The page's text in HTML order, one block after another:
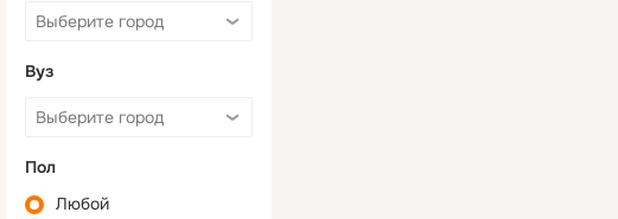
Вуз
Пол
Любой